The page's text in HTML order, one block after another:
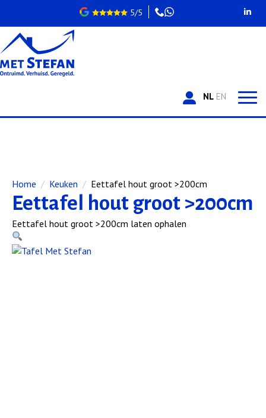
5/5
NL EN
Home Keuken Eettafel hout groot >200cm
Eettafel hout groot >200cm
Eettafel hout groot >200cm laten ophalen